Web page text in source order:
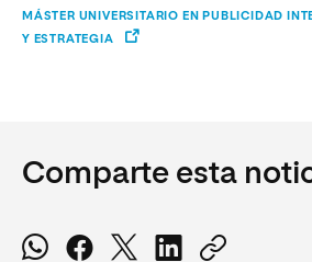
MÁSTER UNIVERSITARIO EN PUBLICIDAD
Y ESTRATEGIA
Comparte esta